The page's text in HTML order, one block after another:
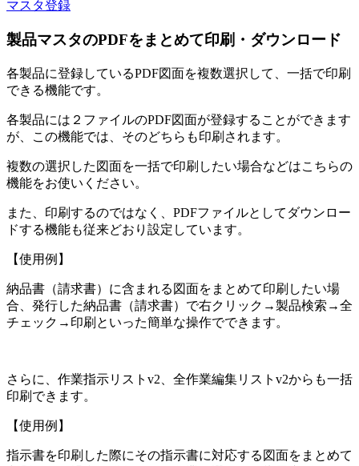
マスタ登録
製品マスタのPDFをまとめて印刷・ダウンロード
各製品に登録しているPDF図面を複数選択して、一括で印刷
できる機能です。
各製品には２ファイルのPDF図面が登録することができます
が、この機能では、そのどちらも印刷されます。
複数の選択した図面を一括で印刷したい場合などはこちらの
機能をお使いください。
また、印刷するのではなく、PDFファイルとしてダウンロー
ドする機能も従来どおり設定しています。
【使用例】
納品書（請求書）に含まれる図面をまとめて印刷したい場
合、発行した納品書（請求書）で右クリック→製品検索→全
チェック→印刷といった簡単な操作でできます。
さらに、作業指示リストv2、全作業編集リストv2からも一括
印刷できます。
【使用例】
指示書を印刷した際にその指示書に対応する図面をまとめて